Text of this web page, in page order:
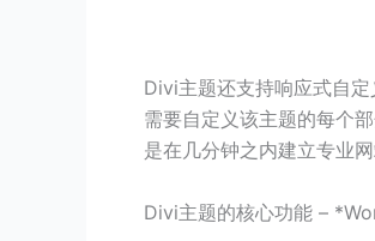
Divi主题还支持响应式自
需要自定义该主题的每个
是在几分钟之内建立专业
Divi主题的核心功能 –